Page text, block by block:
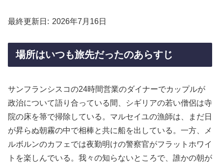
最終更新日 2026年7月16日
場所はいつも旅先だったのあらすじ
サンフランシスコの24時間営業のダイナーでカップルが
政治について語り合っている間、シギリアの若い僧侶は寺
院の床を箒で掃除している。マルセイユの漁師は、まだ日
が昇らぬ朝霧の中で相棒と共に船を出している。一方、メ
ルボルンのカフェでは夜勤明けの警察官がフラットホワイ
トを楽しんでいる。我々の知らないところで、誰かの朝が